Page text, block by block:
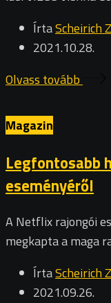
ÍrtaScheirich
2021.10.28.
Olvass tovább
Magazin
Legfontosabb
eseményéről
A Netflix rajongói
megkapta a maga
ÍrtaScheirich
2021.09.26.